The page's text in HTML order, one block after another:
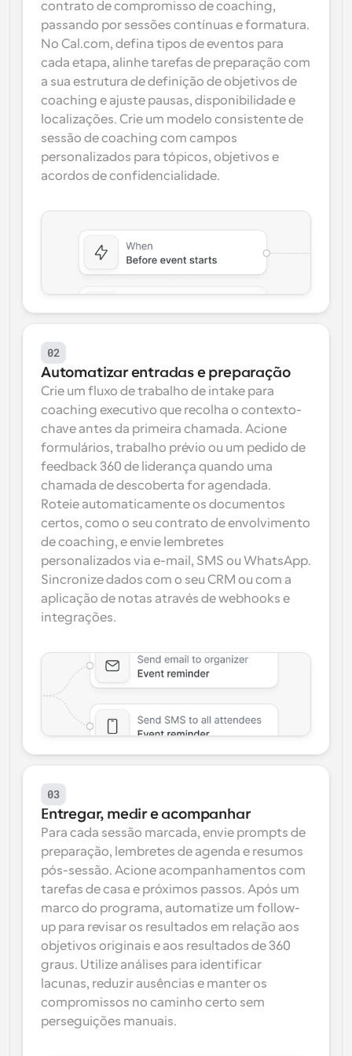
contrato de compromisso de coaching,
passando por sessões contínuas e formatura.
No Cal.com, defina tipos de eventos para
cada etapa, alinhe tarefas de preparação com
a sua estrutura de definição de objetivos de
coaching e ajuste pausas, disponibilidade e
localizações. Crie um modelo consistente de
sessão de coaching com campos
personalizados para tópicos, objetivos e
acordos de confidencialidade.
02
Automatizar entradas e preparação
Crie um fluxo de trabalho de intake para
coaching executivo que recolha o contexto-
chave antes da primeira chamada. Acione
formulários, trabalho prévio ou um pedido de
feedback 360 de liderança quando uma
chamada de descoberta for agendada.
Roteie automaticamente os documentos
certos, como o seu contrato de envolvimento
de coaching, e envie lembretes
personalizados via e-mail, SMS ou WhatsApp.
Sincronize dados com o seu CRM ou com a
aplicação de notas através de webhooks e
integrações.
03
Entregar, medir e acompanhar
Para cada sessão marcada, envie prompts de
preparação, lembretes de agenda e resumos
pós-sessão. Acione acompanhamentos com
tarefas de casa e próximos passos. Após um
marco do programa, automatize um follow-
up para revisar os resultados em relação aos
objetivos originais e aos resultados de 360
graus. Utilize análises para identificar
lacunas, reduzir ausências e manter os
compromissos no caminho certo sem
perseguições manuais.